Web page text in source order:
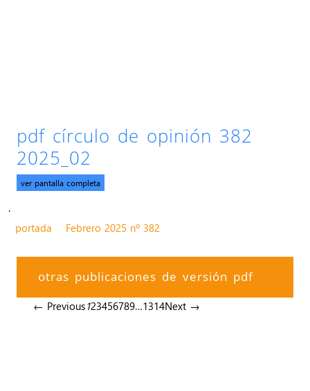
pdf círculo de opinión 382
2025_02
ver pantalla completa
.
portada
Febrero 2025 nº 382
otras publicaciones de versión pdf
← Previous123456789…1314Next →